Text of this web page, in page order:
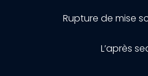
Rupture de mise
L’après